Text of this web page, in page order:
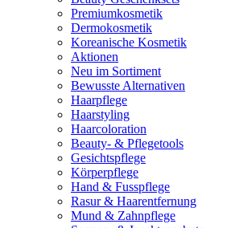
Premiumkosmetik
Dermokosmetik
Koreanische Kosmetik
Aktionen
Neu im Sortiment
Bewusste Alternativen
Haarpflege
Haarstyling
Haarcoloration
Beauty- & Pflegetools
Gesichtspflege
Körperpflege
Hand & Fusspflege
Rasur & Haarentfernung
Mund & Zahnpflege